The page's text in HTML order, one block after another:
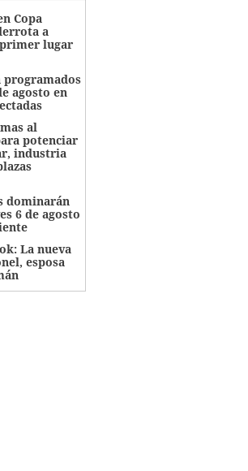
Copa
a
primer lugar
programados
agosto en
al
potenciar
industria
dominarán
6 de agosto
La nueva
esposa